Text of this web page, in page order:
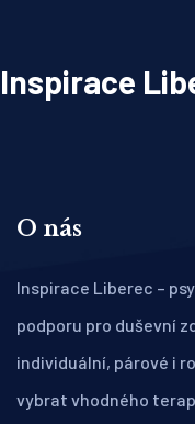
Inspirace
O nás
Inspirace Liberec –
podporu pro duševní
individuální, párové i
vybrat vhodného